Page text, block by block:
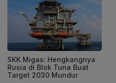
SKK Migas: Hengkangnya
Rusia di Blok Tuna Buat
Target 2030 Mundur